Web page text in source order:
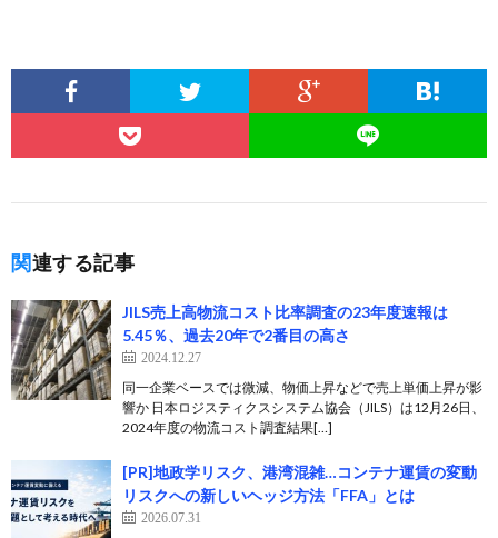
関連する記事
JILS売上高物流コスト比率調査の23年度速報は
5.45％、過去20年で2番目の高さ
2024.12.27
同一企業ベースでは微減、物価上昇などで売上単価上昇が影
響か 日本ロジスティクスシステム協会（JILS）は12月26日、
2024年度の物流コスト調査結果[…]
[PR]地政学リスク、港湾混雑…コンテナ運賃の変動
リスクへの新しいヘッジ方法「FFA」とは
2026.07.31